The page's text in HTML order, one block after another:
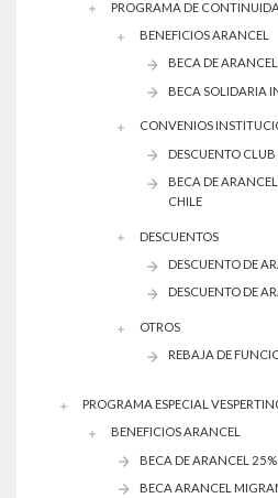
PROGRAMA DE
BENEFICIOS ARANCEL
BECA DE
BECA SOLIDARIA
CONVENIOS
DESCUENTO
BECA DE
CHILE
DESCUENTOS
DESCUENTO DE
DESCUENTO DE
OTROS
REBAJA DE
PROGRAMA ESPECIAL
BENEFICIOS ARANCEL
BECA DE ARANCEL
BECA ARANCEL